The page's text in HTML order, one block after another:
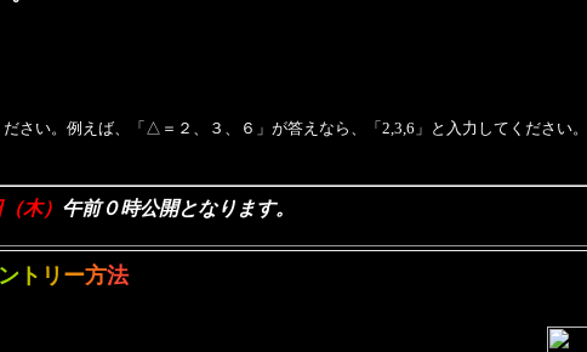
ださい。例えば、「△＝２、３、６」が答えなら、「2,3,6」と入力してください。
木） 午前０時公開となります。
ン ト リ ー方法